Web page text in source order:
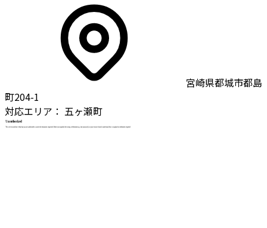
宮崎県都城市都島
町204-1
対応エリア： 五ヶ瀬町